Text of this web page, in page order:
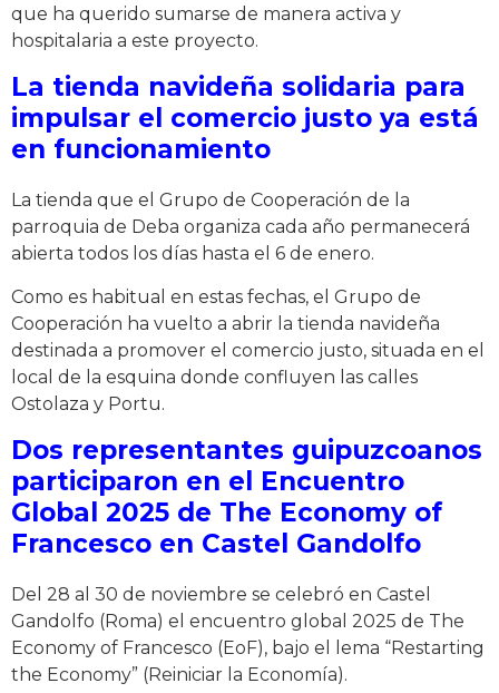
que ha querido sumarse de manera activa y
hospitalaria a este proyecto.
La tienda navideña solidaria para
impulsar el comercio justo ya está
en funcionamiento
La tienda que el Grupo de Cooperación de la
parroquia de Deba organiza cada año permanecerá
abierta todos los días hasta el 6 de enero.
Como es habitual en estas fechas, el Grupo de
Cooperación ha vuelto a abrir la tienda navideña
destinada a promover el comercio justo, situada en el
local de la esquina donde confluyen las calles
Ostolaza y Portu.
Dos representantes guipuzcoanos
participaron en el Encuentro
Global 2025 de The Economy of
Francesco en Castel Gandolfo
Del 28 al 30 de noviembre se celebró en Castel
Gandolfo (Roma) el encuentro global 2025 de The
Economy of Francesco (EoF), bajo el lema “Restarting
the Economy” (Reiniciar la Economía).